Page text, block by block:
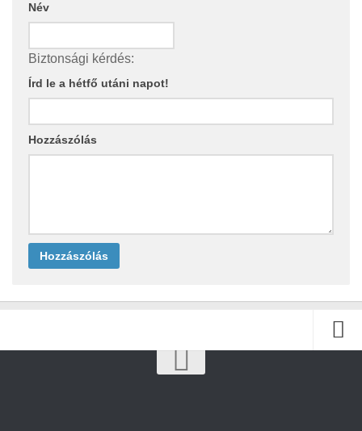
Név
Biztonsági kérdés:
Írd le a hétfő utáni napot!
Hozzászólás